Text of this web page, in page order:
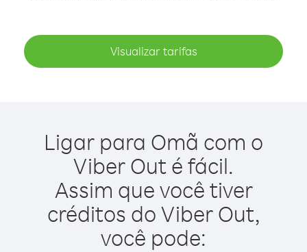
Visualizar tarifas
Ligar para Omã com o
Viber Out é fácil.
Assim que você tiver
créditos do Viber Out,
você pode: